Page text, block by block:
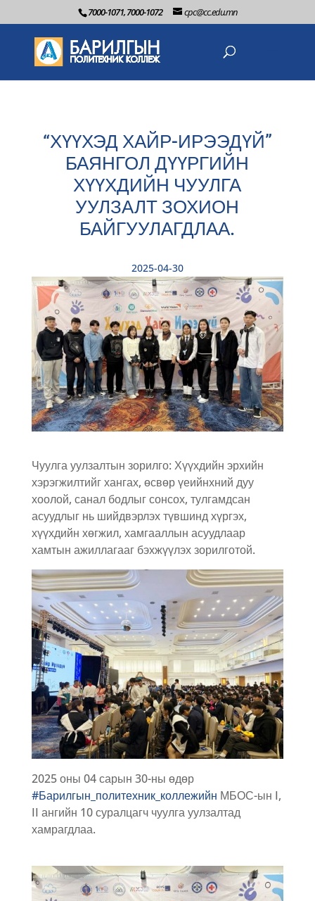
7000-1071, 7000-1072 cpc@cc.edu.mn
“ХҮҮХЭД ХАЙР-ИРЭЭДҮЙ”
БАЯНГОЛ ДҮҮРГИЙН
ХҮҮХДИЙН ЧУУЛГА
УУЛЗАЛТ ЗОХИОН
БАЙГУУЛАГДЛАА.
2025-04-30
Чуулга уулзалтын зорилго: Хүүхдийн эрхийн
хэрэгжилтийг хангах, өсвөр үеийнхний дуу
хоолой, санал бодлыг сонсох, тулгамдсан
асуудлыг нь шийдвэрлэх түвшинд хүргэх,
хүүхдийн хөгжил, хамгааллын асуудлаар
хамтын ажиллагааг бэхжүүлэх зорилготой.
2025 оны 04 сарын 30-ны өдөр
#Барилгын_политехник_коллежийн МБОС-ын I,
II ангийн 10 суралцагч чуулга уулзалтад
хамрагдлаа.